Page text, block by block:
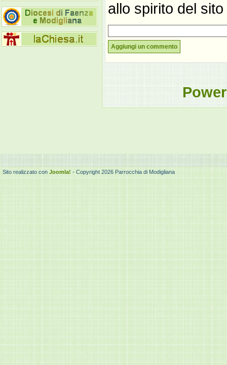
allo spirito del
Aggiungi un commento
Sito realizzato con Joomla! - Copyright 2026 Parrocchia di Modigliana